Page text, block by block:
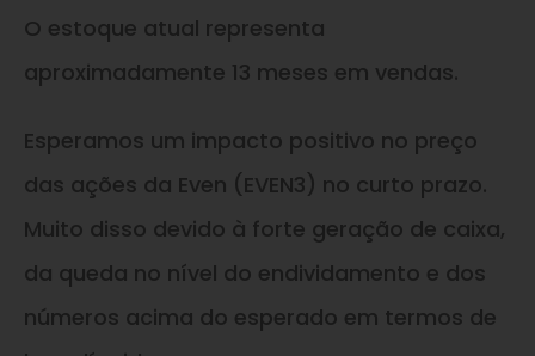
O estoque atual representa
aproximadamente 13 meses em vendas.
Esperamos um impacto positivo no preço
das ações da Even (EVEN3) no curto prazo.
Muito disso devido à forte geração de caixa,
da queda no nível do endividamento e dos
números acima do esperado em termos de